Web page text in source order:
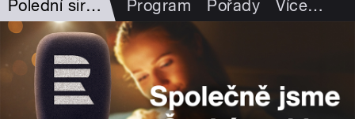
Polední sirény Program Pořady Více…